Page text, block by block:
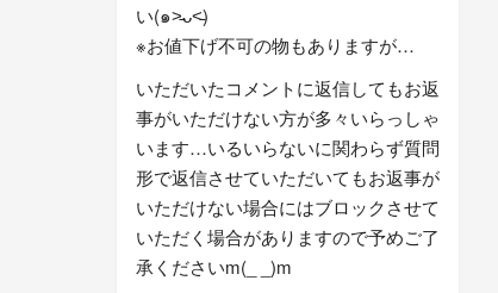
い(๑˃̵ᴗ˂̵)
※お値下げ不可の物もありますが…
いただいたコメントに返信してもお返
事がいただけない方が多々いらっしゃ
います…いるいらないに関わらず質問
形で返信させていただいてもお返事が
いただけない場合にはブロックさせて
いただく場合がありますので予めご了
承くださいm(_ _)m